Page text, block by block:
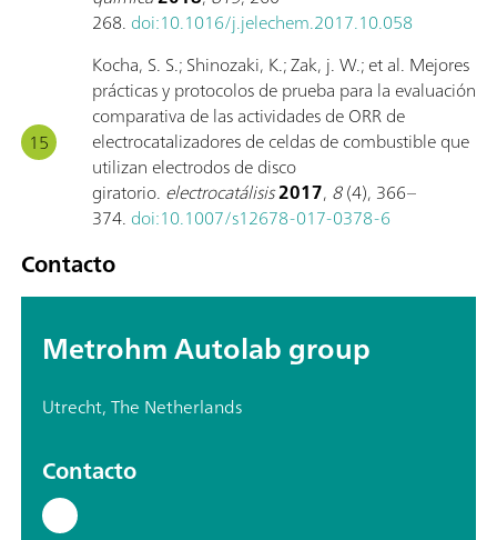
268. doi:10.1016/j.jelechem.2017.10.058
Kocha, S. S.; Shinozaki, K.; Zak, j. W.; et al. Mejores
prácticas y protocolos de prueba para la evaluación
comparativa de las actividades de ORR de
electrocatalizadores de celdas de combustible que
utilizan electrodos de disco
giratorio. electrocatálisis2017, 8(4), 366–
374. doi:10.1007/s12678-017-0378-6
Contacto
Metrohm Autolab group
Utrecht, The Netherlands
Contacto